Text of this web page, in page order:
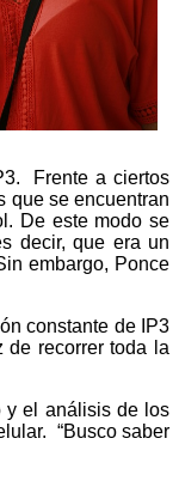
Frente a ciertos
que se encuentran
De este modo se
decir, que era un
embargo, Ponce
constante de IP3
de recorrer toda la
y el análisis de los
“Busco saber